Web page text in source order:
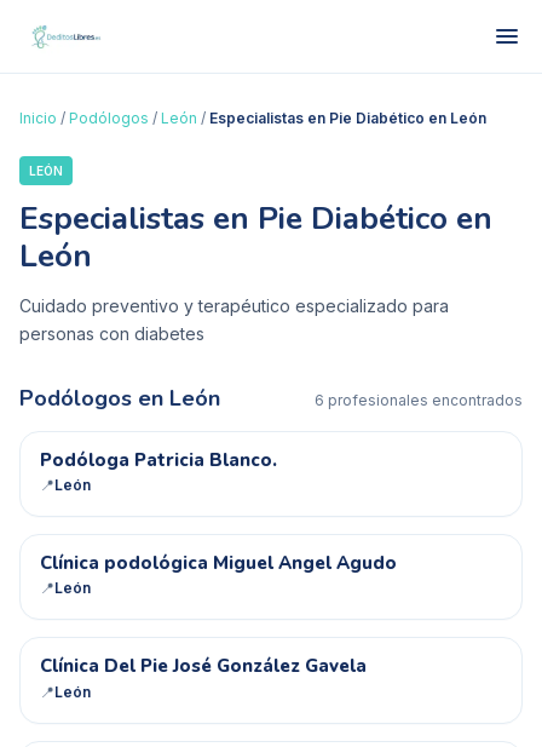
Inicio / Podólogos / León / Especialistas en Pie Diabético en León
LEÓN
Especialistas en Pie Diabético en
León
Cuidado preventivo y terapéutico especializado para
personas con diabetes
Podólogos en León 6 profesionales encontrados
PP
Podóloga Patricia Blanco.
📍León
CP
Clínica podológica Miguel Angel Agudo
📍León
CD
Clínica Del Pie José González Gavela
📍León